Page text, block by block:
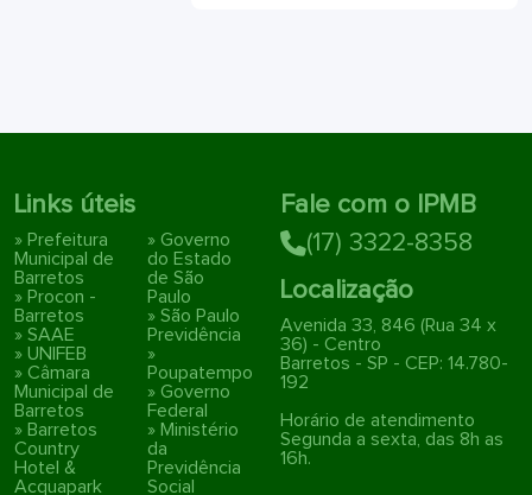
Links úteis
» Prefeitura
Municipal de
Barretos
» Procon -
Barretos
» SAAE
» UNIFEB
» Câmara
Municipal de
Barretos
» Barretos
Country
Hotel &
Acquapark
» Governo
do Estado
de São
Paulo
» São Paulo
Previdência
»
Poupatempo
» Governo
Federal
» Ministério
da
Previdência
Social
Fale com o IPMB
(17) 3322-8358
Localização
Avenida 33, 846 (Rua 34 x
36) - Centro
Barretos - SP - CEP: 14.780-
192
Horário de atendimento
Segunda a sexta, das 8h as
16h.